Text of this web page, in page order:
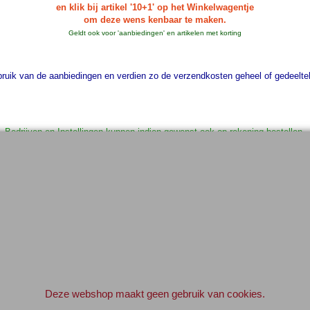
en klik bij artikel '10+1' op het Winkelwagentje
om deze wens kenbaar te maken.
Geldt ook voor 'aanbiedingen' en artikelen met korting
van de aanbiedingen en verdien zo de verzendkosten geheel of
Bedrijven en Instellingen kunnen indien gewenst ook op rekening bestellen.
© 2004-2026
Deze webshop maakt geen gebruik van cookies.